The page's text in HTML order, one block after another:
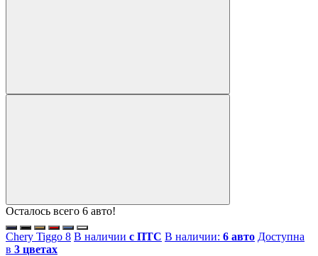
Осталось всего 6 авто!
Chery Tiggo 8 В наличии с ПТС В наличии: 6 авто Доступна
в 3 цветах